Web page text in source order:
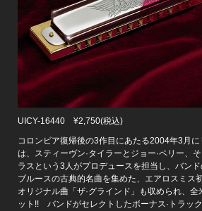
UICY-16440 ¥2,750(税込)
コロンビア復帰後の3作目にあたる2004年3月
は、スティーヴン·タイラーとジョー·ペリー、
ラスという3人がプロデュースを担当し、バン
ブルースの古典的名曲を集めた、エアロスミス
オリジナル曲「ザ·グラインド」も収められ、
ット!! バンドがセレクトしたボーナス·トラッ